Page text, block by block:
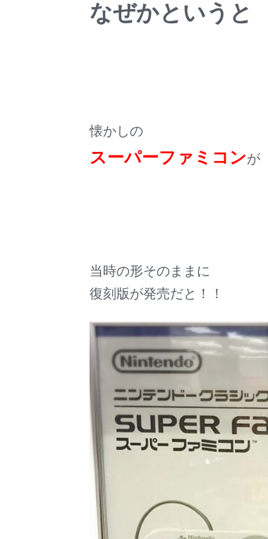
なぜかというと
懐かしの
スーパーファミコンが
当時の形そのままに
復刻版が発売だと！！